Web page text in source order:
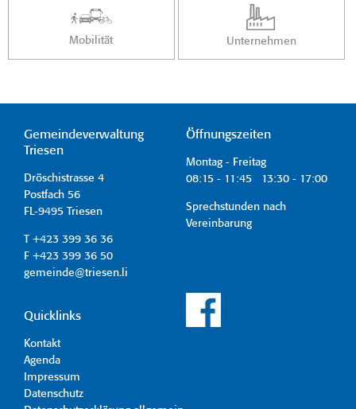
Mobilität Unternehmen
Gemeindeverwaltung
Triesen
Dröschistrasse 4
Postfach 56
FL-9495 Triesen
T +423 399 36 36
F +423 399 36 50
gemeinde@triesen.li
Öffnungszeiten
Montag - Freitag
08:15 - 11:45 13:30 - 17:00
Sprechstunden nach
Vereinbarung
Quicklinks
Kontakt
Agenda
Impressum
Datenschutz